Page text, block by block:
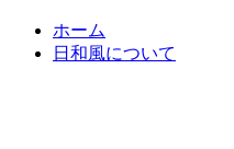
ホーム
日和風について